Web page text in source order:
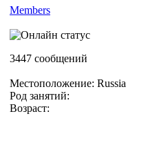
Members
3447 сообщений
Местоположение: Russia
Род занятий:
Возраст: